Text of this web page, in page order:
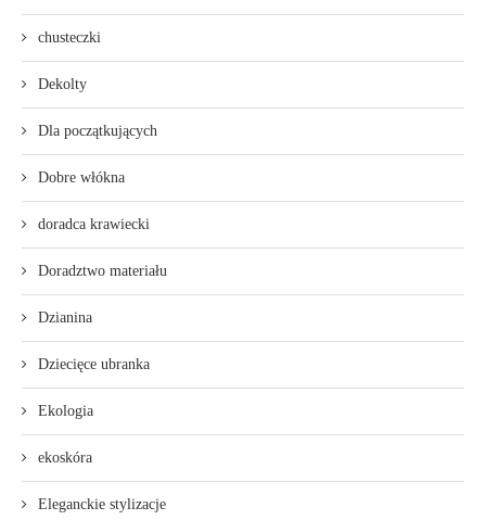
chusteczki
Dekolty
Dla początkujących
Dobre włókna
doradca krawiecki
Doradztwo materiału
Dzianina
Dziecięce ubranka
Ekologia
ekoskóra
Eleganckie stylizacje